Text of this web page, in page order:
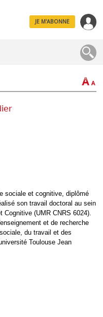
JE M'ABONNE
sociale et cognitive, diplômé
son travail doctoral au sein
Cognitive (UMR CNRS 6024).
et de recherche
du travail et des
Toulouse Jean